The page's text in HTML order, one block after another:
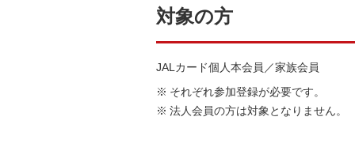
対象の方
JALカード個人本会員／家族会員
それぞれ参加登録が必要です。
法人会員の方は対象となりません。